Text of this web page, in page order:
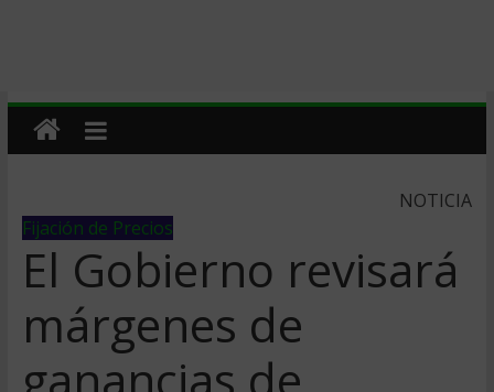
NOTICIA
Fijación de Precios
El Gobierno revisará
márgenes de
ganancias de